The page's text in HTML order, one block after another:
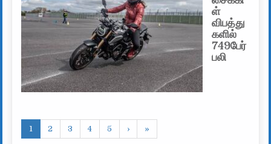
ள்
விபத்து
களில்
749பேர்
பலி
1 2 3 4 5 › »